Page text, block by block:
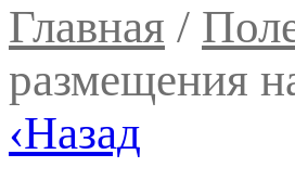
Главная /
размещения
‹Назад